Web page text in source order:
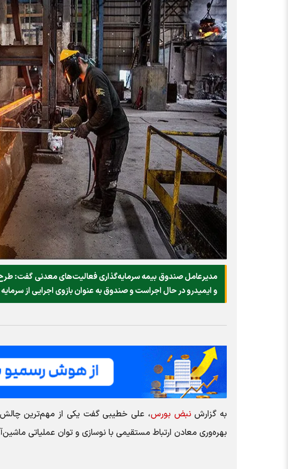
مدیرعامل صندوق بیمه سرمایه‌گذاری فعالیت‌های معدنی گفت:
و ایمیدرو در حال اجراست و صندوق به عنوان بازوی اجرایی از
به گزارشنبض بورس، علی خطیبی گفت یکی از مهم‌ترین
بهره‌وری معادن ارتباط مستقیمی با نوسازی و توان عملیاتی